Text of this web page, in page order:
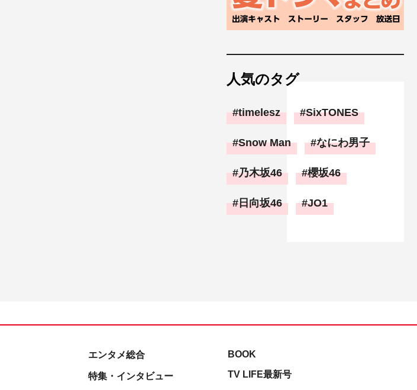
人気のタグ
timelesz SixTONES
Snow Man なにわ男子
乃木坂46 櫻坂46
日向坂46 JO1
エンタメ総合
特集・インタビュー
BOOK
TV LIFE最新号